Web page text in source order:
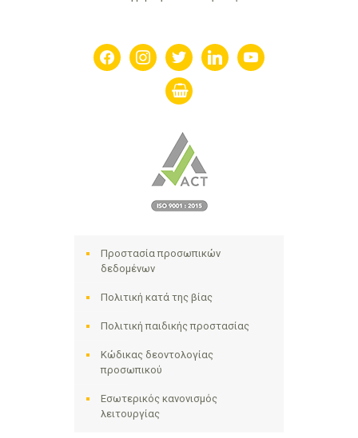
facebookinstagramtwitter linkedin youtube
shopping-
basket
Προστασία προσωπικών
δεδομένων
Πολιτική κατά της βίας
Πολιτική παιδικής προστασίας
Κώδικας δεοντολογίας
προσωπικού
Εσωτερικός κανονισμός
λειτουργίας